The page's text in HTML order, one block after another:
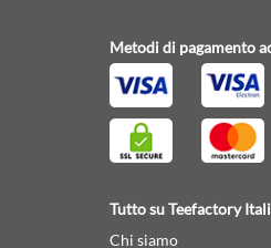
Metodi di pagamento
Tutto su Teefactory
Chi siamo